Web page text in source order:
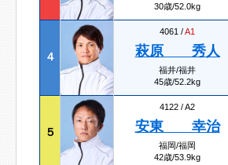
30歳/52.0kg
４
4061 /A1
萩原 秀人
福井/福井
45歳/52.2kg
５
4122 /A2
安東 幸治
福岡/福岡
42歳/53.9kg